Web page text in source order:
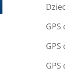
GPS
GPS